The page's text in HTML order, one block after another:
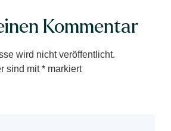
Kommentar
wird nicht veröffentlicht.
sind mit*markiert